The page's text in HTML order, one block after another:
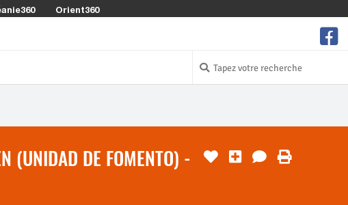
Orient360
(UNIDAD DE FOMENTO) -